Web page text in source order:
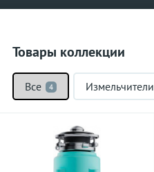
Товары коллекции
Все 4 Измельчители